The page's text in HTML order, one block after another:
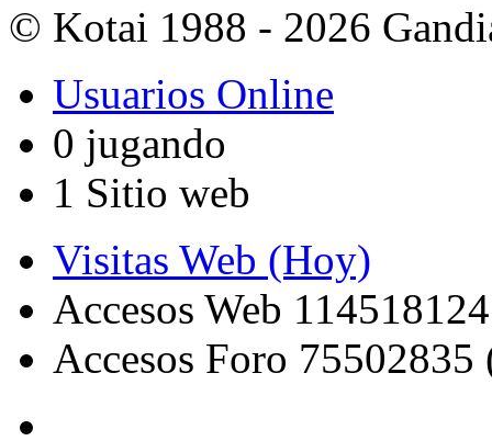
© Kotai 1988 - 2026
Usuarios Online
0 jugando
1 Sitio web
Visitas Web (Hoy)
Accesos Web
Accesos Foro 75502835